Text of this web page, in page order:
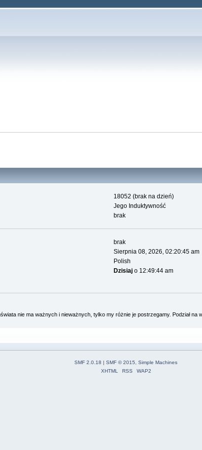
18052 (brak na dzień)
Jego Induktywność
brak
brak
Sierpnia 08, 2026, 02:20:45 am
Polish
Dzisiajo 12:49:44 am
nie ma ważnych i nieważnych, tylko my różnie je postrzegamy. Podział
SMF 2.0.18 | SMF © 2015
Simple Machines
XHTML
RSS WAP2